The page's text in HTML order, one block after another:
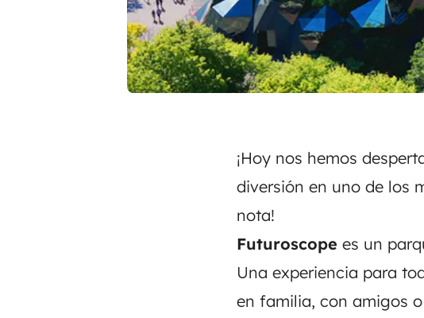
¡Hoy nos hemos
diversión en uno de los
nota!
Futuroscope es un
Una experiencia para
en familia, con amigos